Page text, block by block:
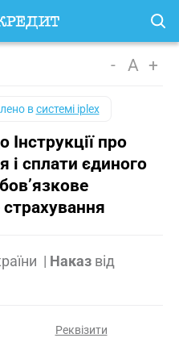
- A +
всистемі iplex
Інструкції про
і сплати єдиного
| Наказ від
Реквізити